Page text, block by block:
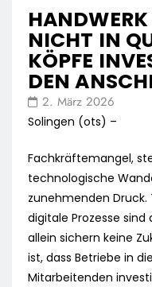
NICHT IN
KÖPFE
DEN
2. März 2026
Solingen (ots) –
Fachkräftemangel,
technologische
zunehmenden
digitale Prozesse
allein sichern keine
ist, dass Betriebe in
Mitarbeitenden